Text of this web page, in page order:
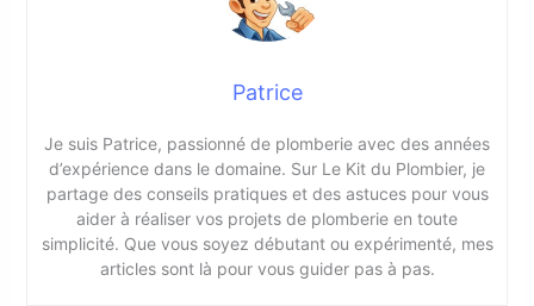
Patrice
Je suis Patrice, passionné de plomberie avec des années
d’expérience dans le domaine. Sur Le Kit du Plombier, je
partage des conseils pratiques et des astuces pour vous
aider à réaliser vos projets de plomberie en toute
simplicité. Que vous soyez débutant ou expérimenté, mes
articles sont là pour vous guider pas à pas.